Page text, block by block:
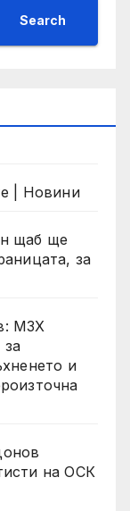
Search
| Новини
щаб ще
за
МЗХ
и
на ОСК